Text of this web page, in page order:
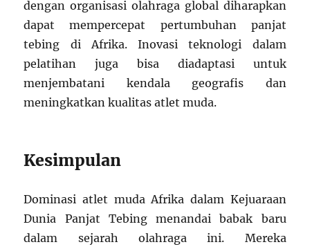
dengan organisasi olahraga global diharapkan
dapat mempercepat pertumbuhan panjat
tebing di Afrika. Inovasi teknologi dalam
pelatihan juga bisa diadaptasi untuk
menjembatani kendala geografis dan
meningkatkan kualitas atlet muda.
Kesimpulan
Dominasi atlet muda Afrika dalam Kejuaraan
Dunia Panjat Tebing menandai babak baru
dalam sejarah olahraga ini. Mereka